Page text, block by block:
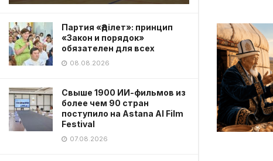
Партия «Әділет»: принцип
«Закон и порядок»
обязателен для всех
08.08.2026
Свыше 1900 ИИ-фильмов из
более чем 90 стран
поступило на Astana AI Film
Festival
07.08.2026